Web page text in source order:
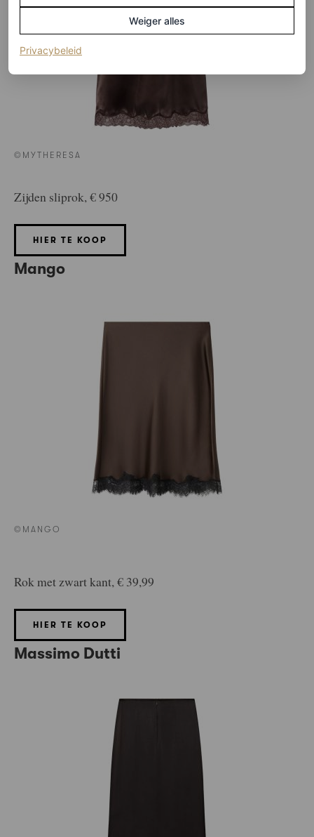
©MYTHERESA
Zijden sliprok, € 950
HIER TE KOOP
Mango
©MANGO
Rok met zwart kant, € 39,99
HIER TE KOOP
Massimo Dutti
Weiger alles
Privacybeleid